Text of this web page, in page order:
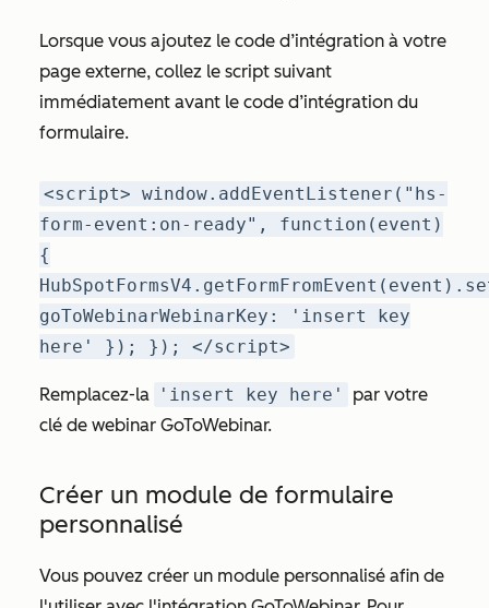
Lorsque vous ajoutez le code d’intégration à votre
page externe, collez le script suivant
immédiatement avant le code d’intégration du
formulaire.
<script> window.addEventListener("hs-
form-event:on-ready", function(event)
{
goToWebinarWebinarKey: 'insert key
here' }); }); </script>
Remplacez-la 'insert key here'
par votre
clé de webinar GoToWebinar.
Créer un module de formulaire
personnalisé
Vous pouvez créer un module personnalisé afin de